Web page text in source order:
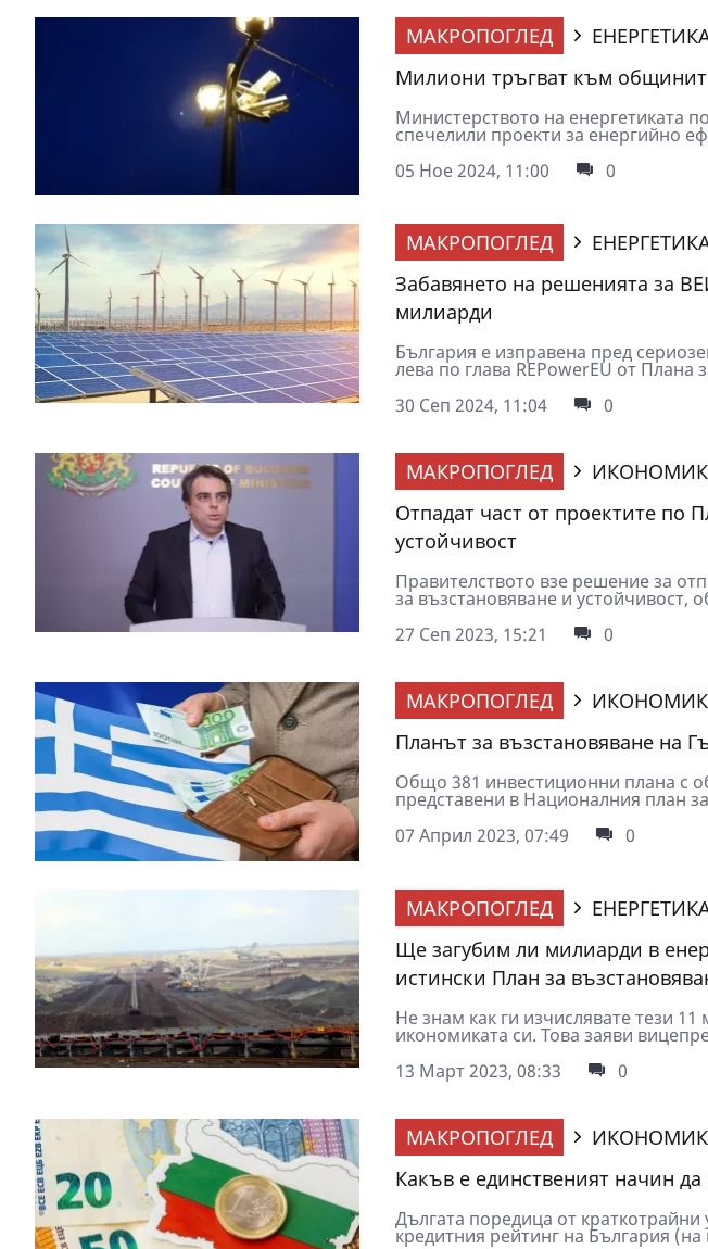
МАКРОПОГЛЕД
Милиони тръгват към
Министерството на енергетиката
спечелили проекти за енергийно
05 Ное 2024, 11:00
0
МАКРОПОГЛЕД
Забавянето на решенията за
милиарди
България е изправена пред
лева по глава REPowerEU от Плана
30 Сеп 2024, 11:04
0
МАКРОПОГЛЕД
Отпадат част от проектите по
устойчивост
Правителството взе решение за
за възстановяване и устойчивост,
27 Сеп 2023, 15:21
0
МАКРОПОГЛЕД
Планът за възстановяване на
Общо 381 инвестиционни плана с
представени в Националния план
07 Април 2023, 07:49
0
МАКРОПОГЛЕД
Ще загубим ли милиарди в
истински План за
Не знам как ги изчислявате тези
икономиката си. Това заяви
13 Март 2023, 08:33
0
МАКРОПОГЛЕД
Какъв е единственият начин
Дългата поредица от
кредитния рейтинг на България (на